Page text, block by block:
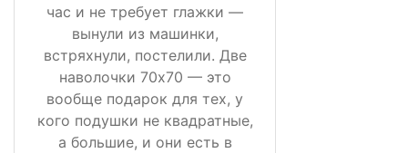
час и не требует глажки —
вынули из машинки,
встряхнули, постелили. Две
наволочки 70х70 — это
вообще подарок для тех, у
кого подушки не квадратные,
а большие, и они есть в